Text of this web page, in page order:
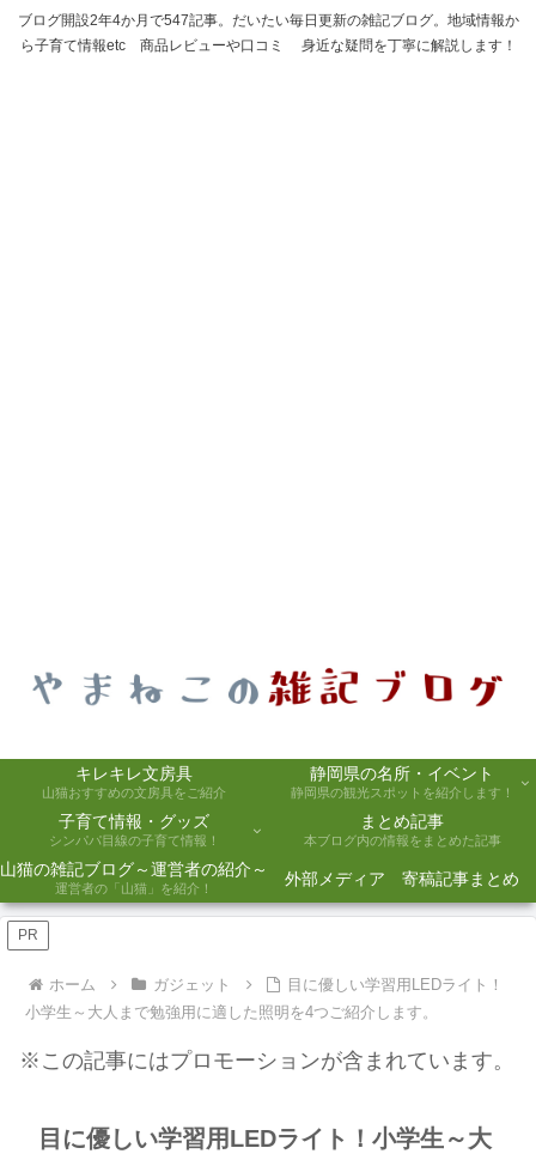
ブログ開設2年4か月で547記事。だいたい毎日更新の雑記ブログ。地域情報か
ら子育て情報etc 商品レビューや口コミ 身近な疑問を丁寧に解説します！
キレキレ文房具
山猫おすすめの文房具をご紹介
静岡県の名所・イベント
静岡県の観光スポットを紹介します！
子育て情報・グッズ
シンパパ目線の子育て情報！
まとめ記事
本ブログ内の情報をまとめた記事
山猫の雑記ブログ～運営者の紹介～
運営者の「山猫」を紹介！ 外部メディア 寄稿記事まとめ
PR
ホーム ガジェット
目に優しい学習用LEDライト！
小学生～大人まで勉強用に適した照明を4つご紹介します。
※この記事にはプロモーションが含まれています。
目に優しい学習用LEDライト！小学生～大